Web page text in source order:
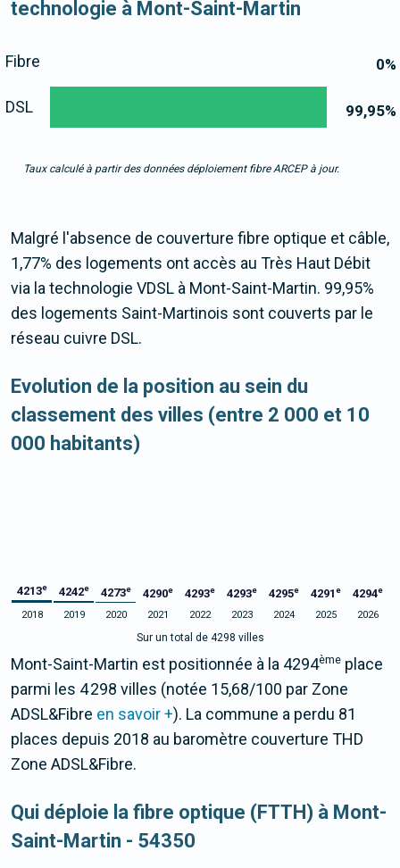
technologie à Mont-Saint-Martin
0%
99,95%
Fibre
DSL
Taux calculé à partir des données déploiement fibre ARCEP à jour.
Malgré l'absence de couverture fibre optique et câble,
1,77% des logements ont accès au Très Haut Débit
via la technologie VDSL à Mont-Saint-Martin. 99,95%
des logements Saint-Martinois sont couverts par le
réseau cuivre DSL.
Evolution de la position au sein du
classement des villes (entre 2 000 et 10
000 habitants)
4213e 4242e 4273e 4290e 4293e 4293e 4295e 4291e 4294e
2018 2019 2020 2021 2022 2023 2024 2025 2026
Sur un total de 4298 villes
Mont-Saint-Martin est positionnée à la 4294ème place
parmi les 4 298 villes (notée 15,68/100 par Zone
ADSL&Fibre en savoir +). La commune a perdu 81
places depuis 2018 au baromètre couverture THD
Zone ADSL&Fibre.
Qui déploie la fibre optique (FTTH) à Mont-
Saint-Martin - 54350